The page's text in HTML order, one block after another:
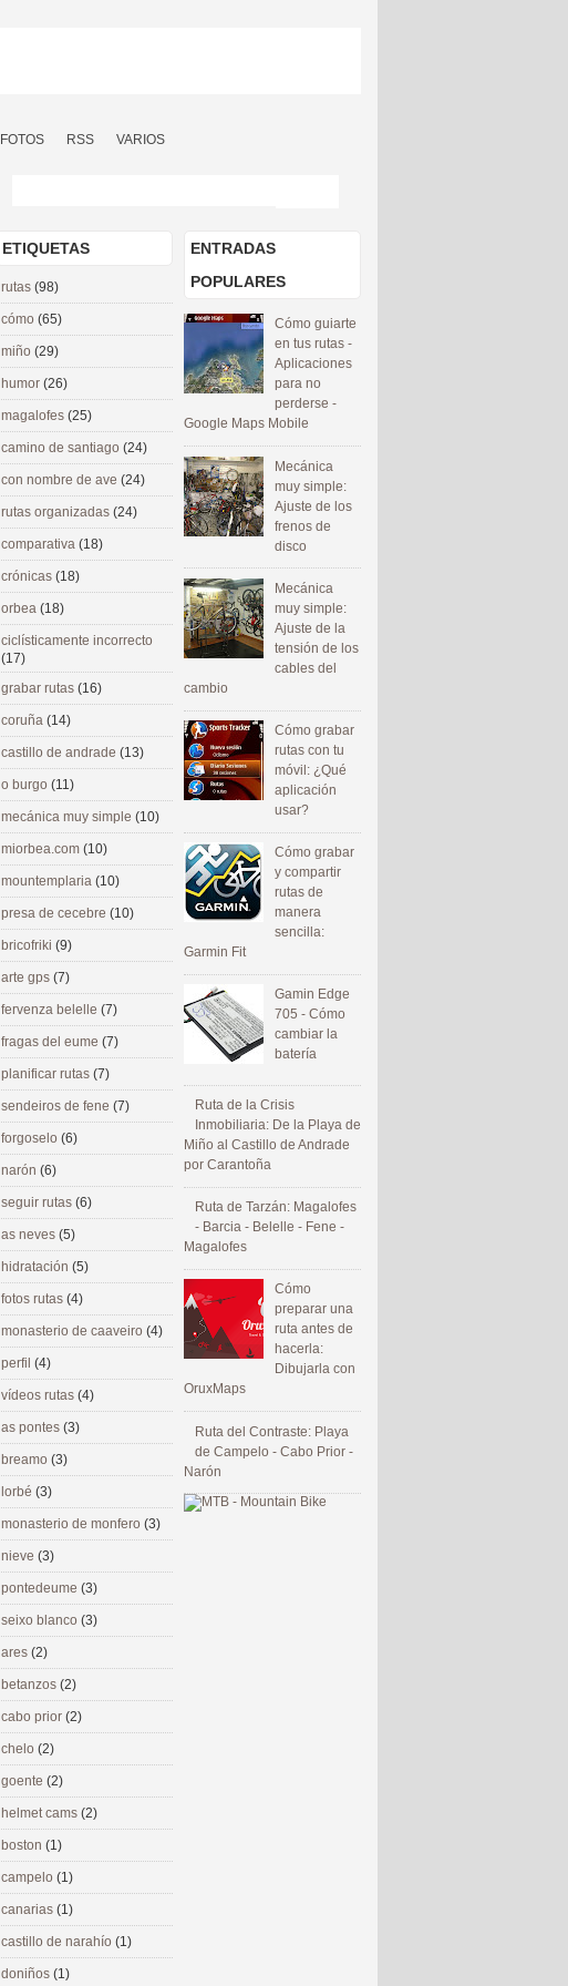
FOTOS RSS VARIOS
ENTRADAS
POPULARES
Cómo guiarte
en tus rutas -
Aplicaciones
para no
perderse -
Google Maps Mobile
Mecánica
muy simple:
Ajuste de los
frenos de
disco
Mecánica
muy simple:
Ajuste de la
tensión de los
cables del
cambio
Cómo grabar
rutas con tu
móvil: ¿Qué
aplicación
usar?
Cómo grabar
y compartir
rutas de
manera
sencilla:
Garmin Fit
Gamin Edge
705 - Cómo
cambiar la
batería
Ruta de la Crisis
Inmobiliaria: De la Playa de
Miño al Castillo de Andrade
por Carantoña
Ruta de Tarzán: Magalofes
- Barcia - Belelle - Fene -
Magalofes
Cómo
preparar una
ruta antes de
hacerla:
Dibujarla con
OruxMaps
Ruta del Contraste: Playa
de Campelo - Cabo Prior -
Narón
ETIQUETAS
rutas (98)
cómo (65)
miño (29)
humor (26)
magalofes (25)
camino de santiago (24)
con nombre de ave (24)
rutas organizadas (24)
comparativa (18)
crónicas (18)
orbea (18)
ciclísticamente incorrecto
(17)
grabar rutas (16)
coruña (14)
castillo de andrade (13)
o burgo (11)
mecánica muy simple (10)
miorbea.com (10)
mountemplaria (10)
presa de cecebre (10)
bricofriki (9)
arte gps (7)
fervenza belelle (7)
fragas del eume (7)
planificar rutas (7)
sendeiros de fene (7)
forgoselo (6)
narón (6)
seguir rutas (6)
as neves (5)
hidratación (5)
fotos rutas (4)
monasterio de caaveiro (4)
perfil (4)
vídeos rutas (4)
as pontes (3)
breamo (3)
lorbé (3)
monasterio de monfero (3)
nieve (3)
pontedeume (3)
seixo blanco (3)
ares (2)
betanzos (2)
cabo prior (2)
chelo (2)
goente (2)
helmet cams (2)
boston (1)
campelo (1)
canarias (1)
castillo de narahío (1)
doniños (1)